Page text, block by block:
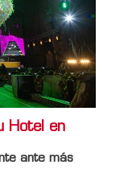
Hotel en
ante más